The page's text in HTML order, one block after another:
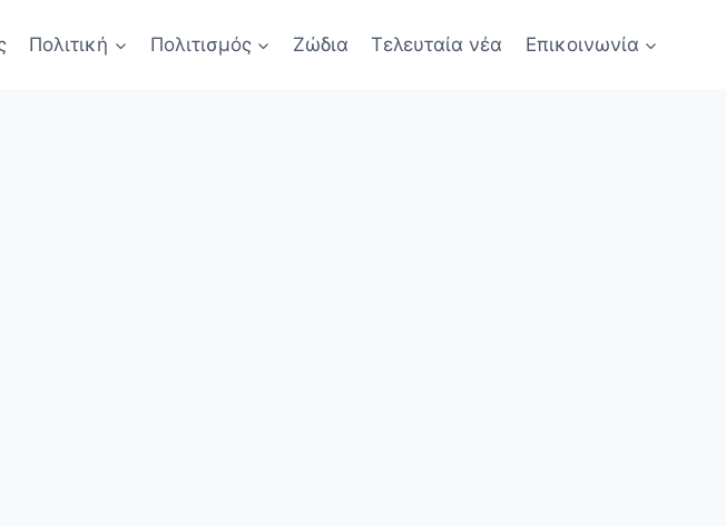
Πολιτική Πολιτισμός Ζώδια Τελευταία νέα Επικοινωνία